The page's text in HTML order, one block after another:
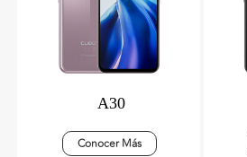
A30
Conocer Más